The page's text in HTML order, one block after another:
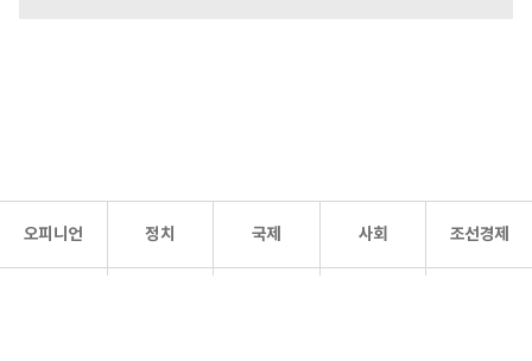
오피니언 정치 국제 사회 조선경제